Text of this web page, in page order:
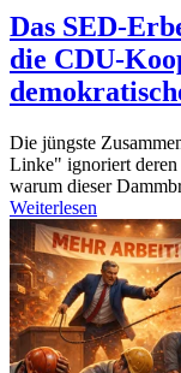
Das SED-
die CDU-
Die jüngste
Linke" ignoriert deren
warum dieser
Weiterlesen